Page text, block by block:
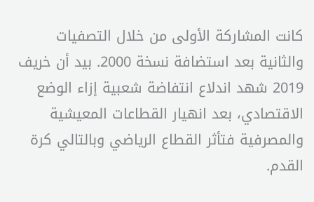
كانت المشاركة الأولى من خلال التصفيات
والثانية بعد استضافة نسخة 2000. بيد أن خريف
2019 شهد اندلاع انتفاضة شعبية إزاء الوضع
الاقتصادي، بعد انهيار القطاعات المعيشية
والمصرفية فتأثر القطاع الرياضي وبالتالي كرة
القدم.